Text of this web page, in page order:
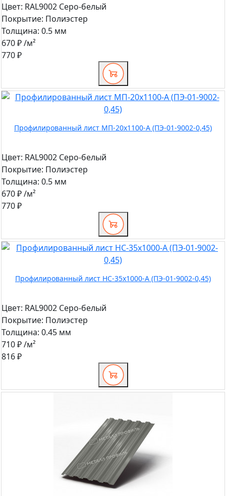
Цвет: RAL9002 Серо-белый
Покрытие: Полиэстер
Толщина: 0.5 мм
670 ₽/м²
770 ₽
Профилированный лист МП-20x1100-A (ПЭ-01-9002-0,45)
Цвет: RAL9002 Серо-белый
Покрытие: Полиэстер
Толщина: 0.5 мм
670 ₽/м²
770 ₽
Профилированный лист НС-35x1000-A (ПЭ-01-9002-0,45)
Цвет: RAL9002 Серо-белый
Покрытие: Полиэстер
Толщина: 0.45 мм
710 ₽/м²
816 ₽